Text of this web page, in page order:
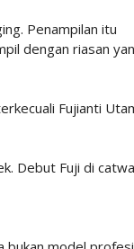
Penampilan itu
dengan riasan
Fujianti
Debut Fuji di